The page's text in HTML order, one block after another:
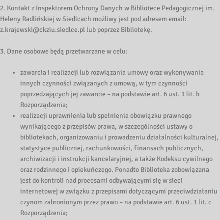
2. Kontakt z Inspektorem Ochrony Danych w Bibliotece Pedagogicznej im.
Heleny Radlińskiej w Siedlcach możliwy jest pod adresem email:
z.krajewski@ckziu.siedlce.pl lub poprzez Bibliotekę.
3. Dane osobowe będą przetwarzane w celu:
zawarcia i realizacji lub rozwiązania umowy oraz wykonywania
innych czynności związanych z umową, w tym czynności
poprzedzających jej zawarcie – na podstawie art. 6 ust. 1 lit. b
Rozporządzenia;
realizacji uprawnienia lub spełnienia obowiązku prawnego
wynikającego z przepisów prawa, w szczególności ustawy o
bibliotekach, organizowaniu i prowadzeniu działalności kulturalnej,
statystyce publicznej, rachunkowości, finansach publicznych,
archiwizacji i instrukcji kancelaryjnej, a także Kodeksu cywilnego
oraz rodzinnego i opiekuńczego. Ponadto Biblioteka zobowiązana
jest do kontroli nad procesami odbywającymi się w sieci
internetowej w związku z przepisami dotyczącymi przeciwdziałaniu
czynom zabronionym przez prawo – na podstawie art. 6 ust. 1 lit. c
Rozporządzenia;